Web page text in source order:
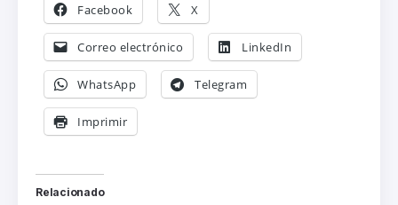
Facebook X
Correo electrónico LinkedIn
WhatsApp Telegram
Imprimir
Relacionado